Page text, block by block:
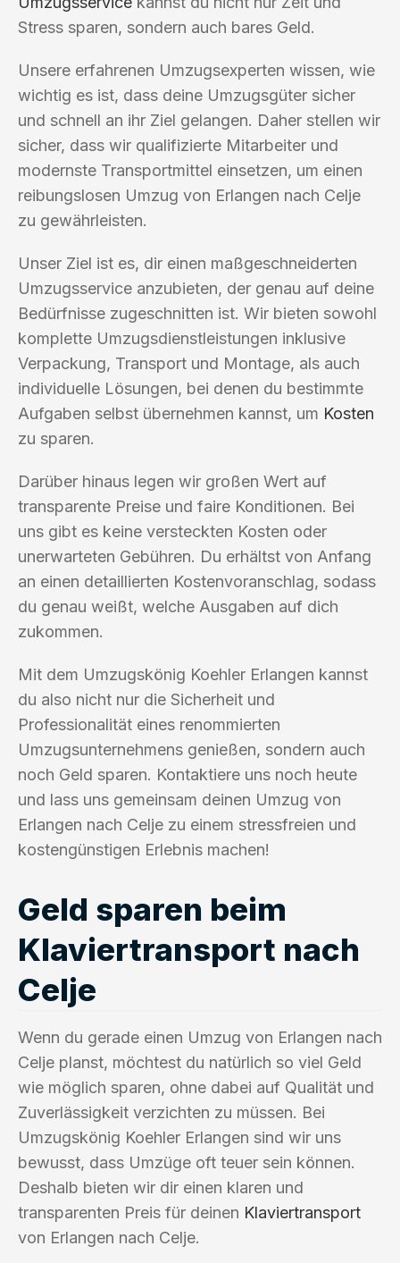
Stress sparen, sondern auch bares Geld.
Unsere erfahrenen Umzugsexperten wissen, wie
wichtig es ist, dass deine Umzugsgüter sicher
und schnell an ihr Ziel gelangen. Daher stellen wir
sicher, dass wir qualifizierte Mitarbeiter und
modernste Transportmittel einsetzen, um einen
reibungslosen Umzug von Erlangen nach Celje
zu gewährleisten.
Unser Ziel ist es, dir einen maßgeschneiderten
Umzugsservice anzubieten, der genau auf deine
Bedürfnisse zugeschnitten ist. Wir bieten sowohl
komplette Umzugsdienstleistungen inklusive
Verpackung, Transport und Montage, als auch
individuelle Lösungen, bei denen du bestimmte
Aufgaben selbst übernehmen kannst, um Kosten
zu sparen.
Darüber hinaus legen wir großen Wert auf
transparente Preise und faire Konditionen. Bei
uns gibt es keine versteckten Kosten oder
unerwarteten Gebühren. Du erhältst von Anfang
an einen detaillierten Kostenvoranschlag, sodass
du genau weißt, welche Ausgaben auf dich
zukommen.
Mit dem Umzugskönig Koehler Erlangen kannst
du also nicht nur die Sicherheit und
Professionalität eines renommierten
Umzugsunternehmens genießen, sondern auch
noch Geld sparen. Kontaktiere uns noch heute
und lass uns gemeinsam deinen Umzug von
Erlangen nach Celje zu einem stressfreien und
kostengünstigen Erlebnis machen!
Geld sparen beim
Klaviertransport nach
Celje
Wenn du gerade einen Umzug von Erlangen nach
Celje planst, möchtest du natürlich so viel Geld
wie möglich sparen, ohne dabei auf Qualität und
Zuverlässigkeit verzichten zu müssen. Bei
Umzugskönig Koehler Erlangen sind wir uns
bewusst, dass Umzüge oft teuer sein können.
Deshalb bieten wir dir einen klaren und
transparenten Preis für deinen Klaviertransport
von Erlangen nach Celje.